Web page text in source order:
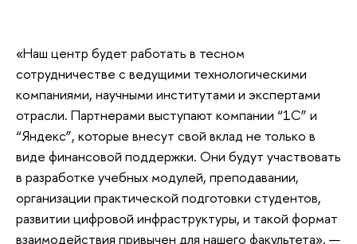
«Наш центр будет работать в тесном
сотрудничестве с ведущими технологическими
компаниями, научными институтами и экспертами
отрасли. Партнерами выступают компании “1С” и
“Яндекс”, которые внесут свой вклад не только в
виде финансовой поддержки. Они будут участвовать
в разработке учебных модулей, преподавании,
организации практической подготовки студентов,
развитии цифровой инфраструктуры, и такой формат
взаимодействия привычен для нашего факультета», —